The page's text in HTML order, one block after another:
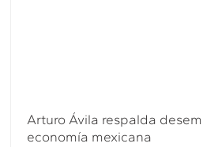
Arturo Ávila respalda
economía mexicana